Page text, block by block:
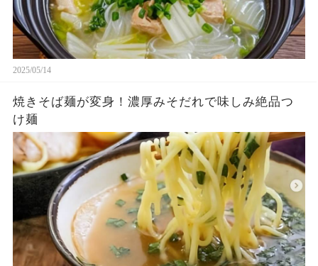
2025/05/14
焼きそば麺が変身！濃厚みそだれで味しみ絶品つ
け麺